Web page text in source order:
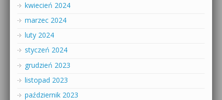
kwiecień 2024
marzec 2024
luty 2024
styczeń 2024
grudzień 2023
listopad 2023
październik 2023